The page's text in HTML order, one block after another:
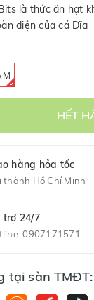
là thức ăn hạt
diện của cá Dĩa
HẾT
hàng hỏa tốc
thành Hồ Chí Minh
trợ 24/7
0907171571
tại sàn TMĐT: